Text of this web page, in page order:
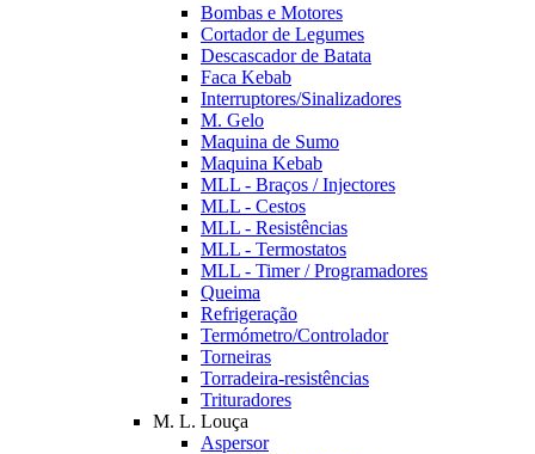
Bombas e Motores
Cortador de Legumes
Descascador de Batata
Faca Kebab
Interruptores/Sinalizadores
M. Gelo
Maquina de Sumo
Maquina Kebab
MLL - Braços / Injectores
MLL - Cestos
MLL - Resistências
MLL - Termostatos
MLL - Timer / Programadores
Queima
Refrigeração
Termómetro/Controlador
Torneiras
Torradeira-resistências
Trituradores
M. L. Louça
Aspersor